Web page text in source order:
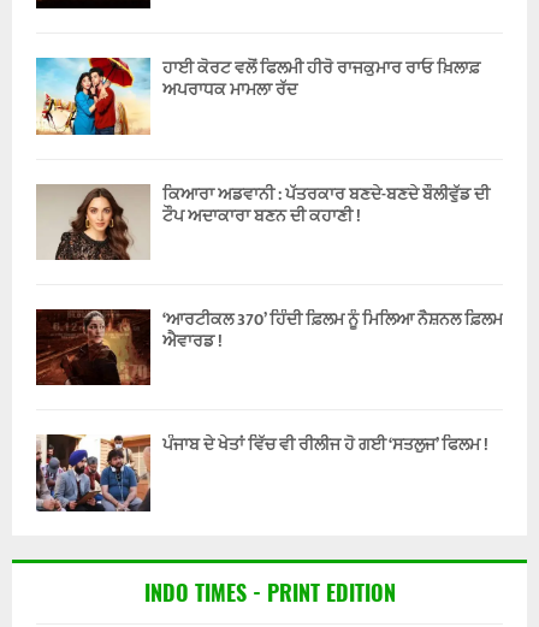
ਹਾਈ ਕੋਰਟ ਵਲੋਂ ਫਿਲਮੀ ਹੀਰੋ ਰਾਜਕੁਮਾਰ ਰਾਓ ਖ਼ਿਲਾਫ਼
ਅਪਰਾਧਕ ਮਾਮਲਾ ਰੱਦ
ਕਿਆਰਾ ਅਡਵਾਨੀ : ਪੱਤਰਕਾਰ ਬਣਦੇ-ਬਣਦੇ ਬੌਲੀਵੁੱਡ ਦੀ
ਟੌਪ ਅਦਾਕਾਰਾ ਬਣਨ ਦੀ ਕਹਾਣੀ !
‘ਆਰਟੀਕਲ 370’ ਹਿੰਦੀ ਫ਼ਿਲਮ ਨੂੰ ਮਿਲਿਆ ਨੈਸ਼ਨਲ ਫ਼ਿਲਮ
ਐਵਾਰਡ !
ਪੰਜਾਬ ਦੇ ਖੇਤਾਂ ਵਿੱਚ ਵੀ ਰੀਲੀਜ ਹੋ ਗਈ ‘ਸਤਲੁਜ’ ਫਿਲਮ !
INDO TIMES - PRINT EDITION